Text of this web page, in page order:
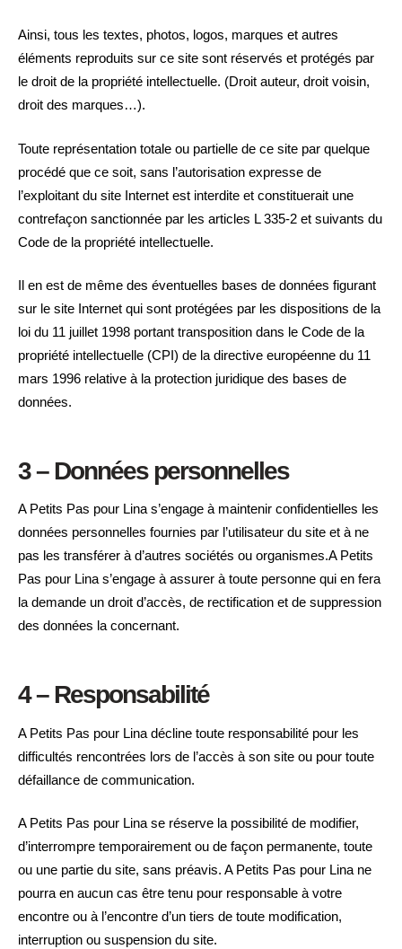
Ainsi, tous les textes, photos, logos, marques et autres
éléments reproduits sur ce site sont réservés et protégés par
le droit de la propriété intellectuelle. (Droit auteur, droit voisin,
droit des marques…).
Toute représentation totale ou partielle de ce site par quelque
procédé que ce soit, sans l’autorisation expresse de
l’exploitant du site Internet est interdite et constituerait une
contrefaçon sanctionnée par les articles L 335-2 et suivants du
Code de la propriété intellectuelle.
Il en est de même des éventuelles bases de données figurant
sur le site Internet qui sont protégées par les dispositions de la
loi du 11 juillet 1998 portant transposition dans le Code de la
propriété intellectuelle (CPI) de la directive européenne du 11
mars 1996 relative à la protection juridique des bases de
données.
3 – Données personnelles
A Petits Pas pour Lina s’engage à maintenir confidentielles les
données personnelles fournies par l’utilisateur du site et à ne
pas les transférer à d’autres sociétés ou organismes.A Petits
Pas pour Lina s’engage à assurer à toute personne qui en fera
la demande un droit d’accès, de rectification et de suppression
des données la concernant.
4 – Responsabilité
A Petits Pas pour Lina décline toute responsabilité pour les
difficultés rencontrées lors de l’accès à son site ou pour toute
défaillance de communication.
A Petits Pas pour Lina se réserve la possibilité de modifier,
d’interrompre temporairement ou de façon permanente, toute
ou une partie du site, sans préavis. A Petits Pas pour Lina ne
pourra en aucun cas être tenu pour responsable à votre
encontre ou à l’encontre d’un tiers de toute modification,
interruption ou suspension du site.